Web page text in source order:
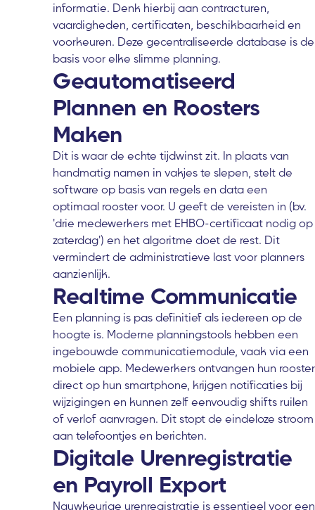
informatie. Denk hierbij aan contracturen,
vaardigheden, certificaten, beschikbaarheid en
voorkeuren. Deze gecentraliseerde database is de
basis voor elke slimme planning.
Geautomatiseerd
Plannen en Roosters
Maken
Dit is waar de echte tijdwinst zit. In plaats van
handmatig namen in vakjes te slepen, stelt de
software op basis van regels en data een
optimaal rooster voor. U geeft de vereisten in (bv.
'drie medewerkers met EHBO-certificaat nodig op
zaterdag') en het algoritme doet de rest. Dit
vermindert de administratieve last voor planners
aanzienlijk.
Realtime Communicatie
Een planning is pas definitief als iedereen op de
hoogte is. Moderne planningstools hebben een
ingebouwde communicatiemodule, vaak via een
mobiele app. Medewerkers ontvangen hun rooster
direct op hun smartphone, krijgen notificaties bij
wijzigingen en kunnen zelf eenvoudig shifts ruilen
of verlof aanvragen. Dit stopt de eindeloze stroom
aan telefoontjes en berichten.
Digitale Urenregistratie
en Payroll Export
Nauwkeurige urenregistratie is essentieel voor een